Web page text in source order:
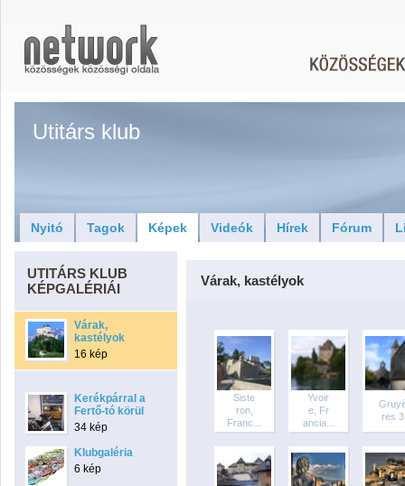
Utitárs klub
Nyitó Tagok Képek Videók Hírek Fórum
UTITÁRS KLUB
KÉPGALÉRIÁI
Várak,
kastélyok
16 kép
Kerékpárral a
Fertő-tó körül
34 kép
Klubgaléria
6 kép
Várak, kastélyok
Siste
ron,
Franc...
Yvoir
e, Fr
ancia...
res 3